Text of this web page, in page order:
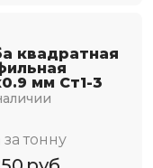
квадратная
мм Ст1-3
тонну